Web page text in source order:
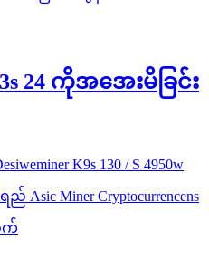
24 ကိုအအေးမိခြင်း